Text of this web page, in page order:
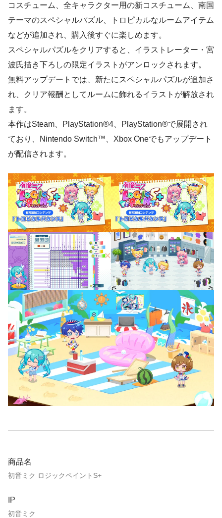
コスチューム、全キャラクター用の新コスチューム、南国
テーマのスペシャルパズル、トロピカルなルームアイテム
などが追加され、購入後すぐに楽しめます。
スペシャルパズルをクリアすると、イラストレーター・宮
波氏描き下ろしの限定イラストがアンロックされます。
無料アップデートでは、新たにスペシャルパズルが追加さ
れ、クリア報酬としてルームに飾れるイラストが解放され
ます。
本作はSteam、PlayStation®4、PlayStation®で展開され
ており、Nintendo Switch™、Xbox Oneでもアップデート
が配信されます。
商品名
初音ミク ロジックペイントS+
IP
初音ミク